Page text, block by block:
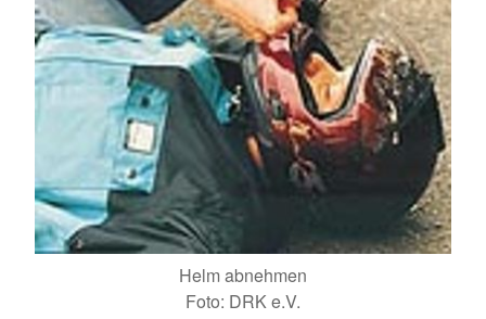
Helm abnehmen
Foto: DRK e.V.